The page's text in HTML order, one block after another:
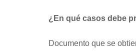
¿En qué casos debe
Documento que se